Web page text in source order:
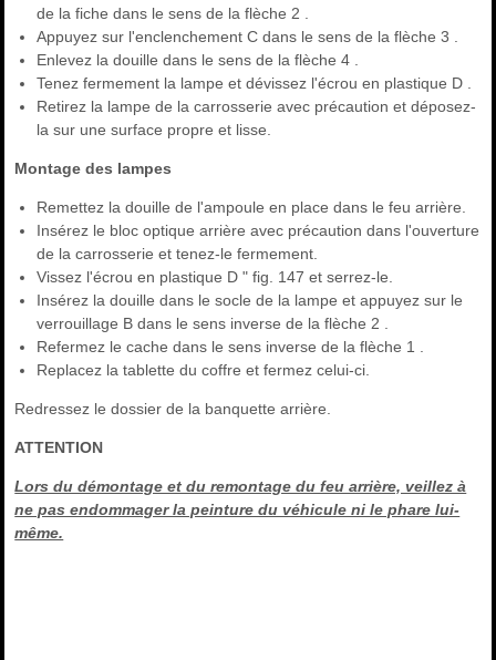
de la fiche dans le sens de la flèche 2 .
Appuyez sur l'enclenchement C dans le sens de la flèche 3 .
Enlevez la douille dans le sens de la flèche 4 .
Tenez fermement la lampe et dévissez l'écrou en plastique D .
Retirez la lampe de la carrosserie avec précaution et déposez-
la sur une surface propre et lisse.
Montage des lampes
Remettez la douille de l'ampoule en place dans le feu arrière.
Insérez le bloc optique arrière avec précaution dans l'ouverture
de la carrosserie et tenez-le fermement.
Vissez l'écrou en plastique D " fig. 147 et serrez-le.
Insérez la douille dans le socle de la lampe et appuyez sur le
verrouillage B dans le sens inverse de la flèche 2 .
Refermez le cache dans le sens inverse de la flèche 1 .
Replacez la tablette du coffre et fermez celui-ci.
Redressez le dossier de la banquette arrière.
ATTENTION
Lors du démontage et du remontage du feu arrière, veillez à
ne pas endommager la peinture du véhicule ni le phare lui-
même.